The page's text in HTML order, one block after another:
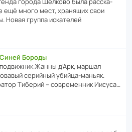
ещё много мест, хранящих свои
Новая группа иска­телей
Бороды
Жанны д’Арк, маршал
серийный убийца-маньяк.
Тиберий – совре­менник Иисуса…